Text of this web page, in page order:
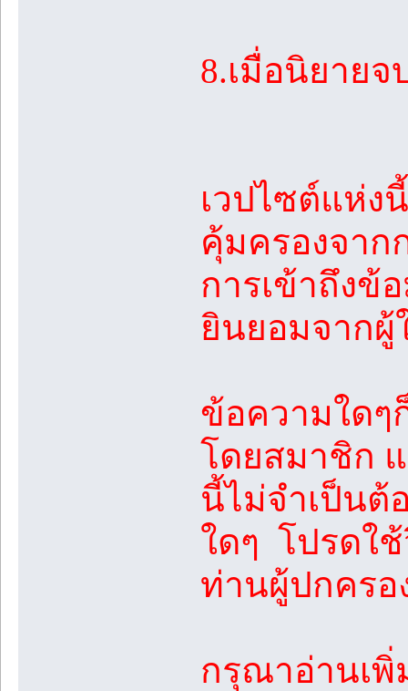
8.เมื่อนิยาย
เวปไซต์แห่ง
คุ้มครองจาก
การเข้าถึงข้
ยินยอมจากผู้
ข้อความใดๆ
โดยสมาชิก
นี้ไม่จำเป็นต้
ใดๆ โปรดใ
ท่านผู้ปกครอ
กรุณาอ่านเพิ่